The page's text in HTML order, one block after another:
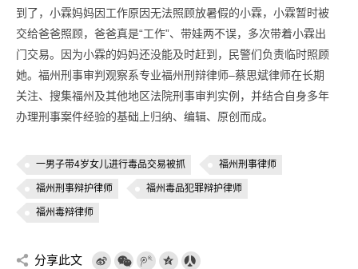
到了，小霖妈妈因工作原因无法照顾放暑假的小霖，小霖暂时被
交给爸爸照顾，爸爸真是“工作”、带娃两不误，多次带着小霖出
门交易。因为小霖的妈妈还没能及时赶到，民警们负责临时照顾
她。福州刑事审判观察系专业福州刑辩律师–蔡思斌律师在长期
关注、搜集福州及其他地区法院刑事审判实例，并结合自身多年
办理刑事案件经验的基础上归纳、编辑、原创而成。
一男子带4岁女儿进行毒品交易被抓 福州刑事律师
福州刑事辩护律师 福州毒品犯罪辩护律师
福州毒辩律师
分享此文